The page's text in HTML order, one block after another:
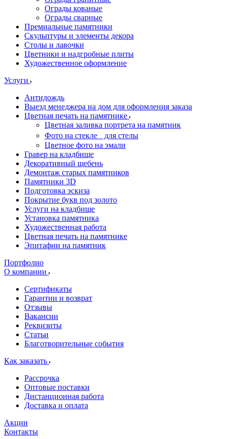
Ограды кованые
Ограды сварные
Премиальные памятники
Скульптуры и элементы декора
Столы и лавочки
Цветники и надгробные плиты
Художественное оформление
Услуги
Антидождь
Выезд менеджера на дом для оформления заказа
Цветная печать на памятнике
Цветная заливка портрета на памятник
Фото на стекле для стелы
Цветное фото на эмали
Гравер на кладбище
Декоративный щебень
Демонтаж старых памятников
Памятники 3D
Подготовка эскиза
Покрытие букв под золото
Услуги на кладбище
Установка памятника
Художественная работа
Цветная печать на памятнике
Эпитафии на памятник
Портфолио
О компании
Сертификаты
Гарантии и возврат
Отзывы
Вакансии
Реквизиты
Статьи
Благотворительные события
Как заказать
Рассрочка
Оптовые поставки
Дистанционная работа
Доставка и оплата
Акции
Контакты